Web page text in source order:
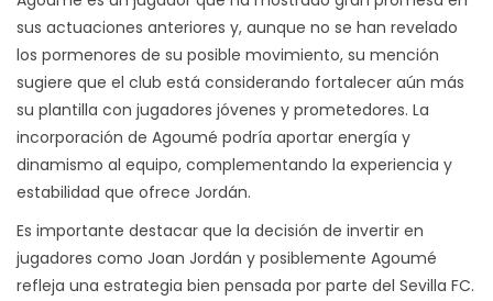
sus actuaciones anteriores y, aunque no se han revelado
los pormenores de su posible movimiento, su mención
sugiere que el club está considerando fortalecer aún más
su plantilla con jugadores jóvenes y prometedores. La
incorporación de Agoumé podría aportar energía y
dinamismo al equipo, complementando la experiencia y
estabilidad que ofrece Jordán.
Es importante destacar que la decisión de invertir en
jugadores como Joan Jordán y posiblemente Agoumé
refleja una estrategia bien pensada por parte del Sevilla FC.